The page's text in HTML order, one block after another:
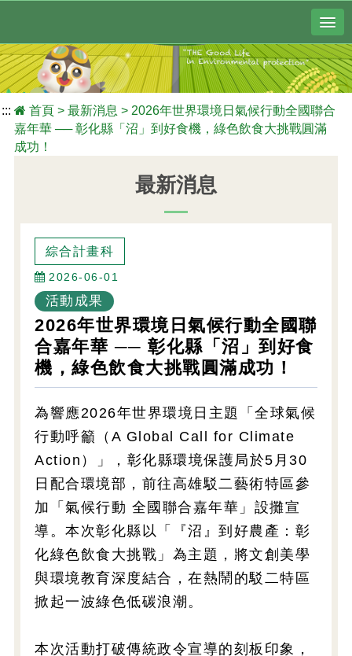
::: 首頁> 最新消息 > 2026年世界環境日氣候行動全國聯合
嘉年華 ── 彰化縣「沼」到好食機，綠色飲食大挑戰圓滿
成功！
最新消息
綜合計畫科
2026-06-01
活動成果
2026年世界環境日氣候行動全國聯
合嘉年華 ── 彰化縣「沼」到好食
機，綠色飲食大挑戰圓滿成功！
為響應2026年世界環境日主題「全球氣候
行動呼籲（A Global Call for Climate
Action）」，彰化縣環境保護局於5月30
日配合環境部，前往高雄駁二藝術特區參
加「氣候行動 全國聯合嘉年華」設攤宣
導。本次彰化縣以「『沼』到好農產：彰
化綠色飲食大挑戰」為主題，將文創美學
與環境教育深度結合，在熱鬧的駁二特區
掀起一波綠色低碳浪潮。
本次活動打破傳統政令宣導的刻板印象，